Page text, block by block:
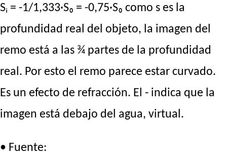
Sᵢ = -1/1,333·S₀ = -0,75·S₀ como s es la
profundidad real del objeto, la imagen del
remo está a las ¾ partes de la profundidad
real. Por esto el remo parece estar curvado.
Es un efecto de refracción. El - indica que la
imagen está debajo del agua, virtual.
• Fuente: